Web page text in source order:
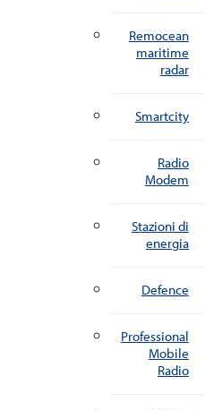
Remocean
maritime
radar
Smartcity
Radio
Modem
Stazioni di
energia
Defence
Professional
Mobile
Radio